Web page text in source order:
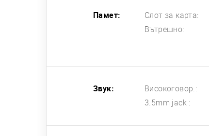
Памет: Слот за карта:
Вътрешно:
Звук: Високоговор.:
3.5mm jack :